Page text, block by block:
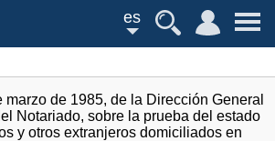
es
marzo de 1985, de la Dirección General
Notariado, sobre la prueba del estado
y otros extranjeros domiciliados en